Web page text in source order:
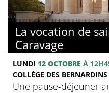
La vocation de
Caravage
LUNDI 12 OCTOBRE À
COLLÈGE DES BERNARDINS
Une pause-déjeuner